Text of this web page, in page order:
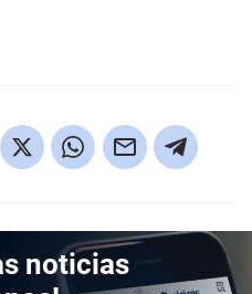
noticias